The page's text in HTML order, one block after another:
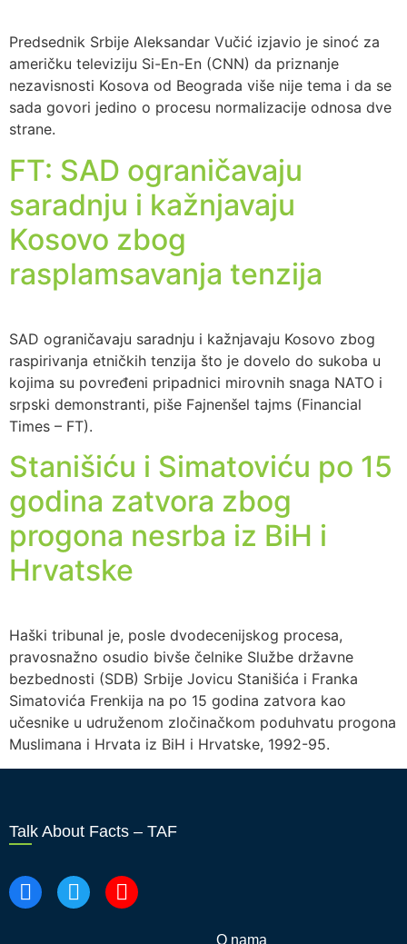
Predsednik Srbije Aleksandar Vučić izjavio je sinoć za
američku televiziju Si-En-En (CNN) da priznanje
nezavisnosti Kosova od Beograda više nije tema i da se
sada govori jedino o procesu normalizacije odnosa dve
strane.
FT: SAD ograničavaju
saradnju i kažnjavaju
Kosovo zbog
rasplamsavanja tenzija
SAD ograničavaju saradnju i kažnjavaju Kosovo zbog
raspirivanja etničkih tenzija što je dovelo do sukoba u
kojima su povređeni pripadnici mirovnih snaga NATO i
srpski demonstranti, piše Fajnenšel tajms (Financial
Times – FT).
Stanišiću i Simatoviću po 15
godina zatvora zbog
progona nesrba iz BiH i
Hrvatske
Haški tribunal je, posle dvodecenijskog procesa,
pravosnažno osudio bivše čelnike Službe državne
bezbednosti (SDB) Srbije Jovicu Stanišića i Franka
Simatovića Frenkija na po 15 godina zatvora kao
učesnike u udruženom zločinačkom poduhvatu progona
Muslimana i Hrvata iz BiH i Hrvatske, 1992-95.
Talk About Facts – TAF
O nama